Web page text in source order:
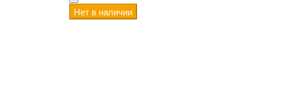
Нет в наличии